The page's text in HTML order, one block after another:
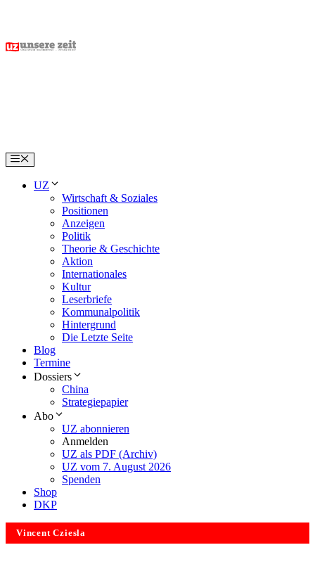
content
Menu
UZ
Wirtschaft & Soziales
Positionen
Anzeigen
Politik
Theorie & Geschichte
Aktion
Internationales
Kultur
Leserbriefe
Kommunalpolitik
Hintergrund
Die Letzte Seite
Blog
Termine
Dossiers
China
Strategiepapier
Abo
UZ abonnieren
Anmelden
UZ als PDF (Archiv)
UZ vom 7. August 2026
Spenden
Shop
DKP
Vincent Cziesla